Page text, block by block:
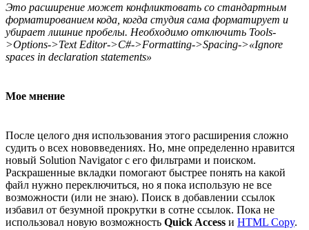
Это расширение может конфликтовать со стандартным
форматированием кода, когда студия сама форматирует и
убирает лишние пробелы. Необходимо отключить Tools-
>Options->Text Editor->C#->Formatting->Spacing->«Ignore
spaces in declaration statements»
Мое мнение
После целого дня использования этого расширения сложно
судить о всех нововведениях. Но, мне определенно нравится
новый Solution Navigator с его фильтрами и поиском.
Раскрашенные вкладки помогают быстрее понять на какой
файл нужно переключиться, но я пока использую не все
возможности (или не знаю). Поиск в добавлении ссылок
избавил от безумной прокрутки в сотне ссылок. Пока не
использовал новую возможность Quick Access и HTML Copy.